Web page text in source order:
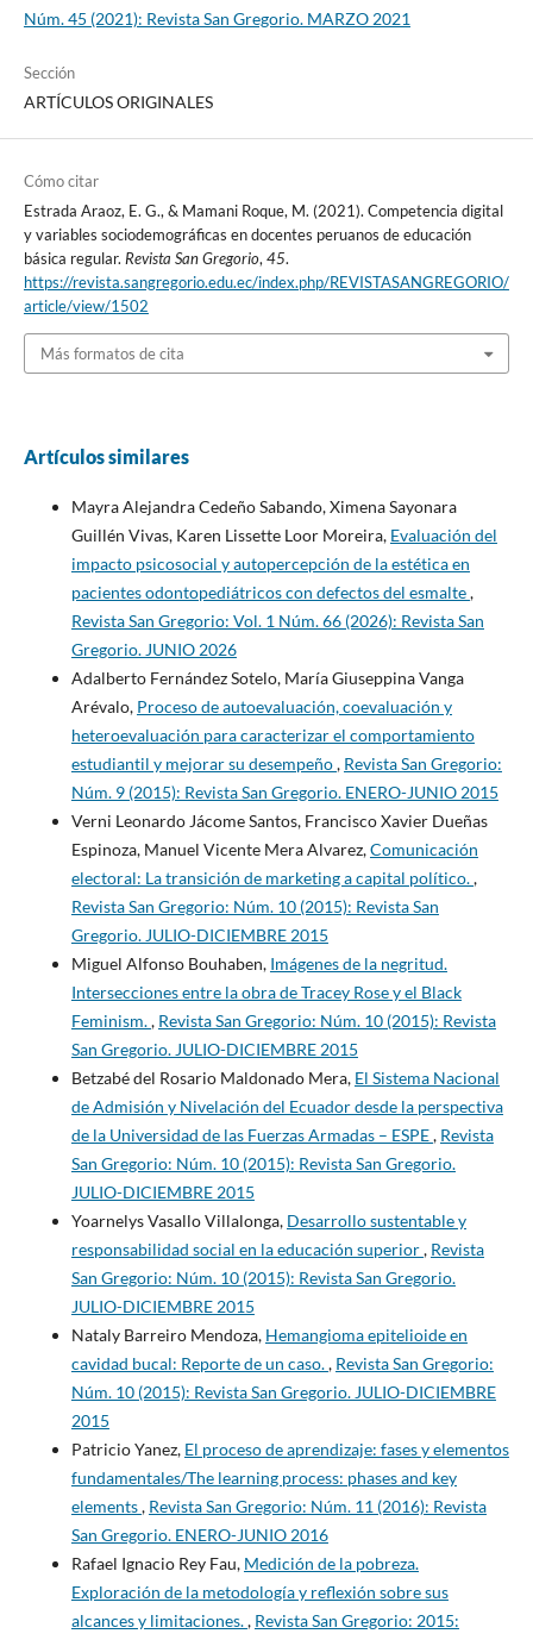
Núm. 45 (2021): Revista San Gregorio. MARZO 2021
Sección
ARTÍCULOS ORIGINALES
Cómo citar
Estrada Araoz, E. G., & Mamani Roque, M. (2021). Competencia digital
y variables sociodemográficas en docentes peruanos de educación
básica regular. Revista San Gregorio, 45.
https://revista.sangregorio.edu.ec/index.php/REVISTASANGREGORIO/
article/view/1502
Más formatos de cita
Artículos similares
Mayra Alejandra Cedeño Sabando, Ximena Sayonara
Guillén Vivas, Karen Lissette Loor Moreira, Evaluación del
impacto psicosocial y autopercepción de la estética en
pacientes odontopediátricos con defectos del esmalte,
Revista San Gregorio: Vol. 1 Núm. 66 (2026): Revista San
Gregorio. JUNIO 2026
Adalberto Fernández Sotelo, María Giuseppina Vanga
Arévalo, Proceso de autoevaluación, coevaluación y
heteroevaluación para caracterizar el comportamiento
estudiantil y mejorar su desempeño, Revista San Gregorio:
Núm. 9 (2015): Revista San Gregorio. ENERO-JUNIO 2015
Verni Leonardo Jácome Santos, Francisco Xavier Dueñas
Espinoza, Manuel Vicente Mera Alvarez,Comunicación
electoral: La transición de marketing a capital político.,
Revista San Gregorio: Núm. 10 (2015): Revista San
Gregorio. JULIO-DICIEMBRE 2015
Miguel Alfonso Bouhaben, Imágenes de la negritud.
Intersecciones entre la obra de Tracey Rose y el Black
Feminism., Revista San Gregorio: Núm. 10 (2015): Revista
San Gregorio. JULIO-DICIEMBRE 2015
Betzabé del Rosario Maldonado Mera, El Sistema Nacional
de Admisión y Nivelación del Ecuador desde la perspectiva
de la Universidad de las Fuerzas Armadas – ESPE, Revista
San Gregorio: Núm. 10 (2015): Revista San Gregorio.
JULIO-DICIEMBRE 2015
Yoarnelys Vasallo Villalonga, Desarrollo sustentable y
responsabilidad social en la educación superior, Revista
San Gregorio: Núm. 10 (2015): Revista San Gregorio.
JULIO-DICIEMBRE 2015
Nataly Barreiro Mendoza, Hemangioma epitelioide en
cavidad bucal: Reporte de un caso., Revista San Gregorio:
Núm. 10 (2015): Revista San Gregorio. JULIO-DICIEMBRE
2015
Patricio Yanez, El proceso de aprendizaje: fases y elementos
fundamentales/The learning process: phases and key
elements, Revista San Gregorio: Núm. 11 (2016): Revista
San Gregorio. ENERO-JUNIO 2016
Rafael Ignacio Rey Fau, Medición de la pobreza.
Exploración de la metodología y reflexión sobre sus
alcances y limitaciones., Revista San Gregorio: 2015: